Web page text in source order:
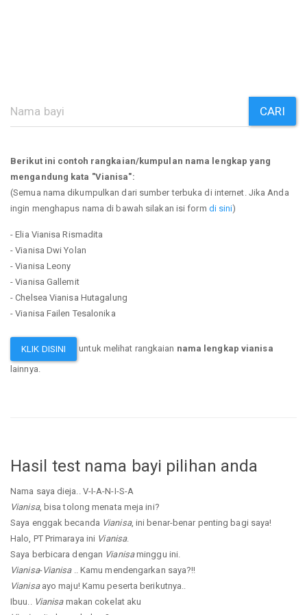
CARI
Berikut ini contoh rangkaian/kumpulan nama lengkap yang
mengandung kata "Vianisa":
(Semua nama dikumpulkan dari sumber terbuka di internet. Jika Anda
ingin menghapus nama di bawah silakan isi form di sini)
- Elia Vianisa Rismadita
- Vianisa Dwi Yolan
- Vianisa Leony
- Vianisa Gallemit
- Chelsea Vianisa Hutagalung
- Vianisa Failen Tesalonika
KLIK DISINI untuk melihat rangkaian nama lengkap vianisa
lainnya.
Hasil test nama bayi pilihan anda
Nama saya dieja.. V-I-A-N-I-S-A
Vianisa, bisa tolong menata meja ini?
Saya enggak becanda Vianisa, ini benar-benar penting bagi saya!
Halo, PT Primaraya ini Vianisa.
Saya berbicara dengan Vianisaminggu ini.
Vianisa-Vianisa.. Kamu mendengarkan saya?!!
Vianisaayo maju! Kamu peserta berikutnya..
Ibuu..
Vianisamakan cokelat aku